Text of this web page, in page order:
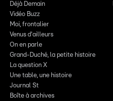
Déjà Demain
Vidéo Buzz
Moi, frontalier
Venus d'ailleurs
On en parle
Grand-Duché, la petite histoire
La question X
Une table, une histoire
Journal St
Boîte à archives